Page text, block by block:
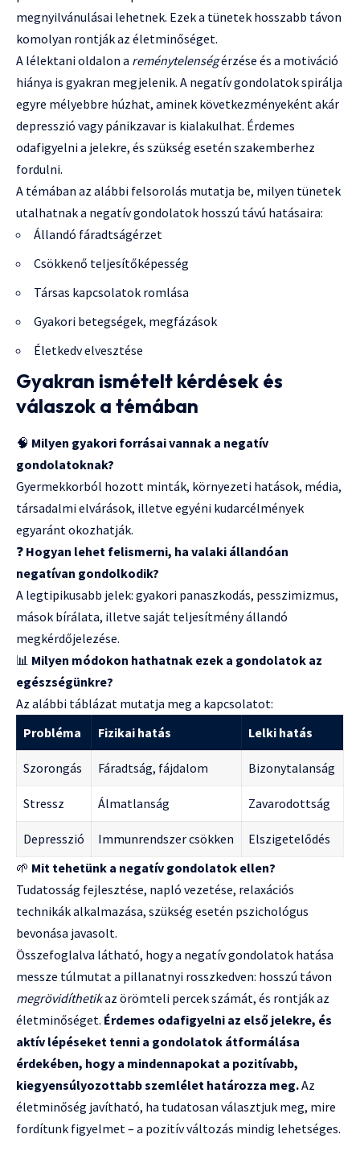
megnyilvánulásai lehetnek. Ezek a tünetek hosszabb távon
komolyan rontják az életminőséget.
A lélektani oldalon a reménytelenségérzése és a motiváció
hiánya is gyakran megjelenik. A negatív gondolatok spirálja
egyre mélyebbre húzhat, aminek következményeként akár
depresszió vagy pánikzavar is kialakulhat. Érdemes
odafigyelni a jelekre, és szükség esetén szakemberhez
fordulni.
A témában az alábbi felsorolás mutatja be, milyen tünetek
utalhatnak a negatív gondolatok hosszú távú hatásaira:
Állandó fáradtságérzet
Csökkenő teljesítőképesség
Társas kapcsolatok romlása
Gyakori betegségek, megfázások
Életkedv elvesztése
Gyakran ismételt kérdések és
válaszok a témában
🧠 Milyen gyakori forrásai vannak a negatív
gondolatoknak?
Gyermekkorból hozott minták, környezeti hatások, média,
társadalmi elvárások, illetve egyéni kudarcélmények
egyaránt okozhatják.
❓ Hogyan lehet felismerni, ha valaki állandóan
negatívan gondolkodik?
A legtipikusabb jelek: gyakori panaszkodás, pesszimizmus,
mások bírálata, illetve saját teljesítmény állandó
megkérdőjelezése.
📊 Milyen módokon hathatnak ezek a gondolatok az
egészségünkre?
Az alábbi táblázat mutatja meg a kapcsolatot:
Probléma
Fizikai hatás Lelki hatás
Szorongás Fáradtság, fájdalom Bizonytalanság
Stressz Álmatlanság Zavarodottság
Depresszió Immunrendszer csökken
Elszigetelődés
🌱 Mit tehetünk a negatív gondolatok ellen?
Tudatosság fejlesztése, napló vezetése, relaxációs
technikák alkalmazása, szükség esetén pszichológus
bevonása javasolt.
Összefoglalva látható, hogy a negatív gondolatok hatása
messze túlmutat a pillanatnyi rosszkedven: hosszú távon
megrövidíthetikaz örömteli percek számát, és rontják az
életminőséget. Érdemes odafigyelni az első jelekre, és
aktív lépéseket tenni a gondolatok átformálása
érdekében, hogy a mindennapokat a pozitívabb,
kiegyensúlyozottabb szemlélet határozza meg.Az
életminőség javítható, ha tudatosan választjuk meg, mire
fordítunk figyelmet – a pozitív változás mindig lehetséges.